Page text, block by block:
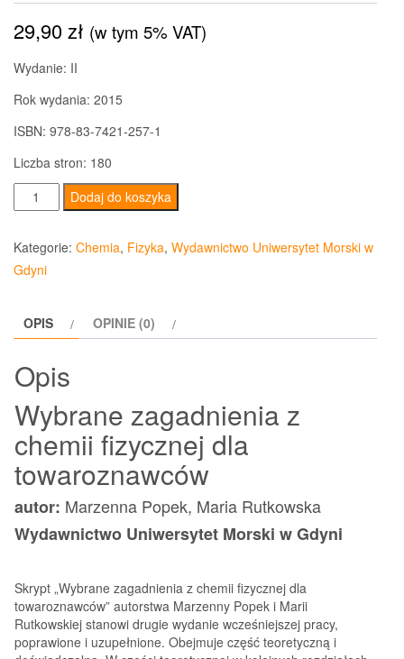
29,90zł (w tym 5% VAT)
Wydanie: II
Rok wydania: 2015
ISBN: 978-83-7421-257-1
Liczba stron: 180
ilość
Wybrane
zagadnienia
z
chemii
dla
Dodaj do koszyka
Kategorie: Chemia, Fizyka, Wydawnictwo Uniwersytet Morski w
Gdyni
OPIS OPINIE (0)
Opis
Wybrane zagadnienia z
chemii fizycznej dla
towaroznawców
autor: Marzenna Popek, Maria Rutkowska
Wydawnictwo Uniwersytet Morski w Gdyni
Skrypt „Wybrane zagadnienia z chemii fizycznej dla
towaroznawców” autorstwa Marzenny Popek i Marii
Rutkowskiej stanowi drugie wydanie wcześniejszej pracy,
poprawione i uzupełnione. Obejmuje część teoretyczną i